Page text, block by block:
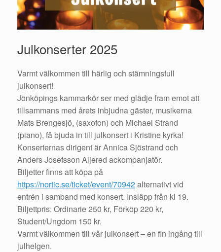
Julkonserter 2025
Varmt välkommen till härlig och stämningsfull
julkonsert!
Jönköpings kammarkör ser med glädje fram emot att
tillsammans med årets inbjudna gäster, musikerna
Mats Brengesjö, (saxofon) och Michael Strand
(piano), få bjuda in till julkonsert i Kristine kyrka!
Konserternas dirigent är Annica Sjöstrand och
Anders Josefsson Aljered ackompanjatör.
Biljetter finns att köpa på
https://nortic.se/ticket/event/70942alternativt vid
entrén i samband med konsert. Insläpp från kl 19.
Biljettpris: Ordinarie 250 kr, Förköp 220 kr,
Student/Ungdom 150 kr.
Varmt välkommen till vår julkonsert – en fin ingång till
julhelgen.